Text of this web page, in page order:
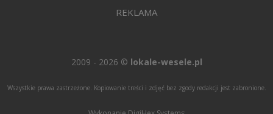
REKLAMA
2009 - 2026 © lokale-wesele.pl
Wszystkie prawa zastrzeżone. Kopiowanie treści i zdjęć bez zgody redakcji jest zabronione.